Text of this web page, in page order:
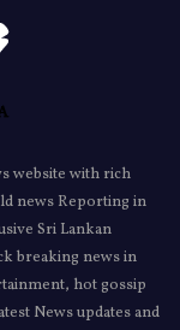
website with rich
news Reporting in
Sri Lankan
breaking news in
hot gossip
News updates and